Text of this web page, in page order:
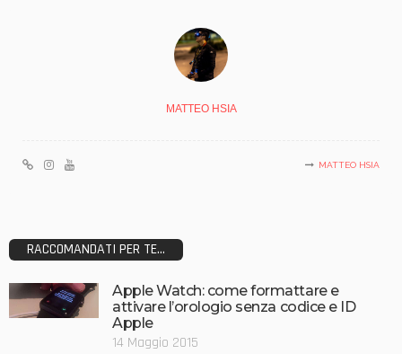
MATTEO HSIA
MATTEO HSIA
RACCOMANDATI PER TE...
Apple Watch: come formattare e
attivare l’orologio senza codice e ID
Apple
14 Maggio 2015